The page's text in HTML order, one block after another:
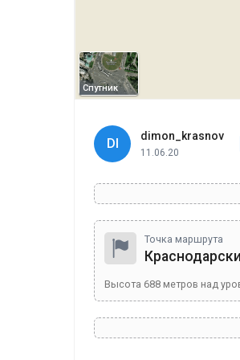
Спутник
DI
dimon_krasnov
11.06.20
Точка маршрута
Высота 688 метров над